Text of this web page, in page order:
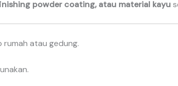
powder coating, atau material kayu
rumah atau gedung.